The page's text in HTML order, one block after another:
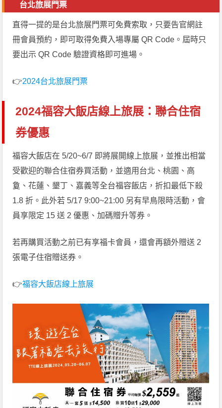
台北旅展門票
直得一提的是台北旅展門票可免費索取，只要告官網註
冊會員預約，即可取得免費入場專屬 QR Code。屆時只
要出示 QR Code 驗證資格即可進場。
👉2024台北旅展門票
2024福容大飯店線上旅展：聯合住宿
券優惠
福容大飯店在 5/20~6/7 即將展開線上旅展，並推出相當
受歡迎的聯合住宿券買活動，並適用台北、桃園、高
敻、花蓮、墾丁、嘉義等全台福容飯店，折扣最低下殺
1.8 折。此外若 5/17 9:00~21:00 另有早鳥限時活動，會
員享限定 15 送 2 優惠、加碼贈升等券。
若再購買活動之前已有享福卡會員，還會再額外贈送 2
張電子住宿贈送券。
👉福容大飯店線上旅展